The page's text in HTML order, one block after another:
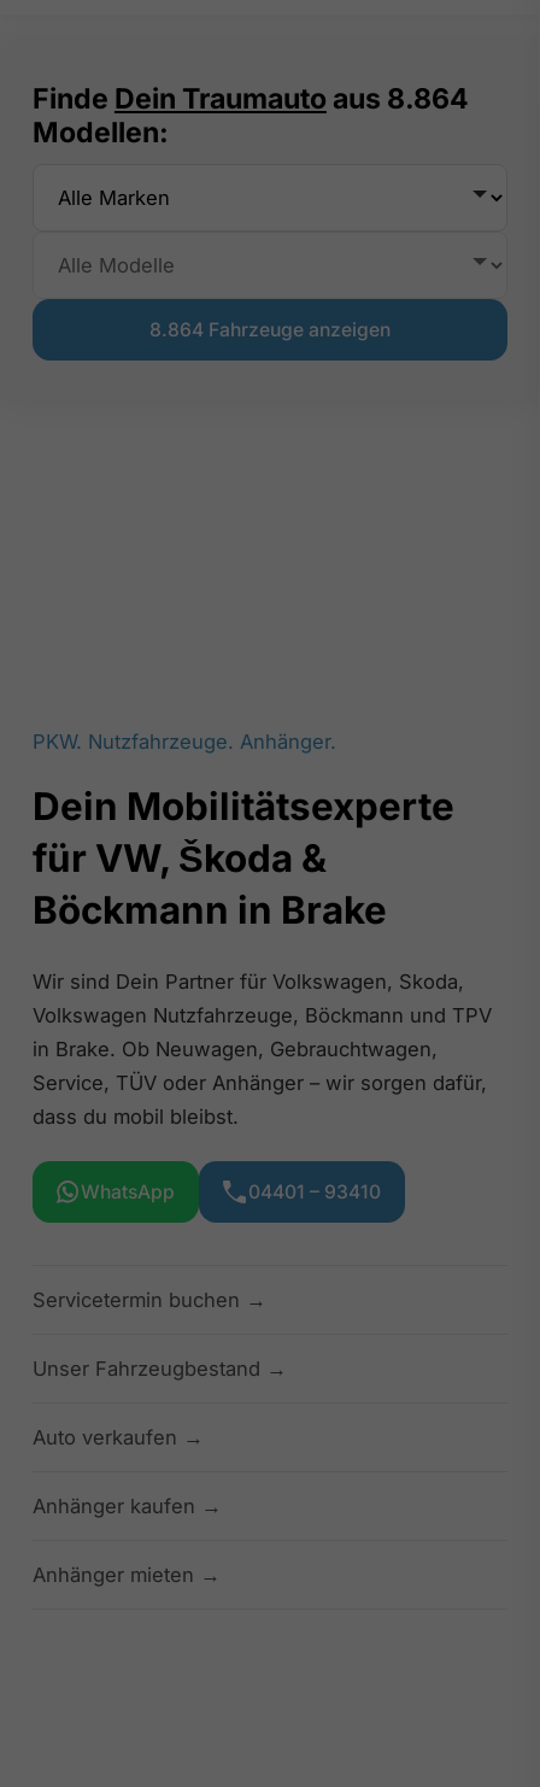
Finde Dein Traumauto aus 8.864
Modellen:
PKW. Nutzfahrzeuge. Anhänger.
Dein Mobilitätsexperte
für VW, Škoda &
Böckmann in Brake
Wir sind Dein Partner für Volkswagen, Skoda,
Volkswagen Nutzfahrzeuge, Böckmann und TPV
in Brake. Ob Neuwagen, Gebrauchtwagen,
Service, TÜV oder Anhänger – wir sorgen dafür,
dass du mobil bleibst.
WhatsApp 04401 – 93410
Servicetermin buchen
Unser Fahrzeugbestand
Auto verkaufen
Anhänger kaufen
Anhänger mieten